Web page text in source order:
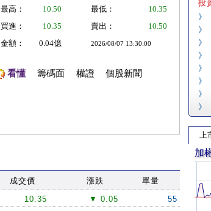
最高： 10.50 最低：
10.35
買進： 10.35 賣出：
10.50
金額： 0.04億 2026/08/07 13:30:00
看懂 籌碼面 權證 個股新聞
成交價 漲跌
單量
10.35 ▼ 0.05
55
投
》
》
》
》
》
》
》
》
上
加